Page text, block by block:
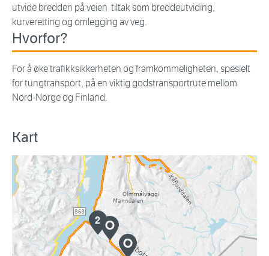
utvide bredden på veien tiltak som breddeutviding,
kurveretting og omlegging av veg.
Hvorfor?
For å øke trafikksikkerheten og framkommeligheten, spesielt
for tungtransport, på en viktig godstransportrute mellom
Nord-Norge og Finland.
Kart
2